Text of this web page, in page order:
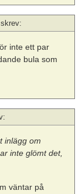
skrev:
inte ett par
bula som
inlägg om
inte glömt det,
väntar på